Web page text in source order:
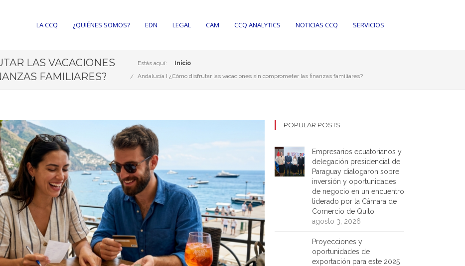
LA CCQ ¿QUIÉNES SOMOS? EDN LEGAL CAM CCQ ANALYTICS NOTICIAS CCQ SERVICIOS
LAS VACACIONES
FAMILIARES?
Estás aquí:
Inicio
Andalucía I ¿Cómo disfrutar las vacaciones sin comprometer las finanzas familiares?
POPULAR POSTS
Empresarios ecuatorianos y
delegación presidencial de
Paraguay dialogaron sobre
inversión y oportunidades
de negocio en un encuentro
liderado por la Cámara de
Comercio de Quito
agosto 3, 2026
Proyecciones y
oportunidades de
exportación para este 2025